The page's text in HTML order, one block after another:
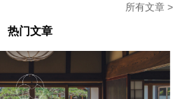
所有文章 >
热门文章